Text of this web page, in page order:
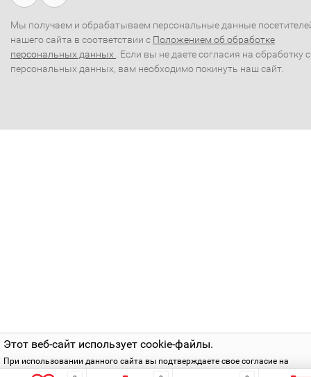
Этот веб-сайт использует cookie-файлы.
При использовании данного сайта вы подтверждаете свое согласие на
использование cookie-файлов в соответствии с нашей
Мы получаем и обрабатываем персональные данные
нашего сайта в соответствии с Положением об обработке
персональных данных . Если вы не даете согласия на обработку
персональных данных, вам необходимо покинуть наш сайт.